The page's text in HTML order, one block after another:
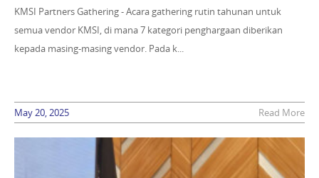
KMSI Partners Gathering - Acara gathering rutin tahunan untuk
semua vendor KMSI, di mana 7 kategori penghargaan diberikan
kepada masing-masing vendor. Pada k...
May 20, 2025 Read More